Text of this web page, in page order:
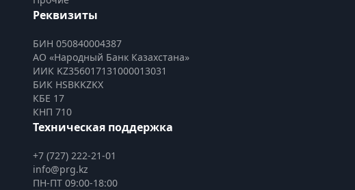
Реквизиты
БИН 050840004387
АО «Народный Банк Казахстана»
ИИК KZ356017131000013031
БИК HSBKKZKX
КБЕ 17
КНП 710
Техническая поддержка
+7 (727) 222-21-01
info@prg.kz
ПН-ПТ 09:00-18:00